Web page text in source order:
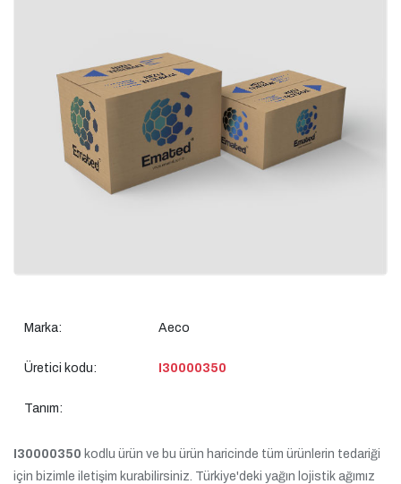
Marka: Aeco
Üretici kodu: I30000350
Tanım:
I30000350 kodlu ürün ve bu ürün haricinde tüm ürünlerin tedariği
için bizimle iletişim kurabilirsiniz. Türkiye'deki yağın lojistik ağımız